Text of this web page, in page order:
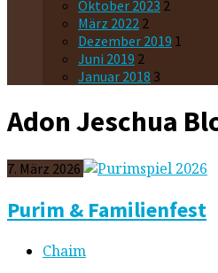
Oktober 2023 2
März 2022 2
Dezember 2019 1
Juni 2019 2
Januar 2018 3
Adon Jeschua
7. März 2026
Purim & Familienfest
Chaim